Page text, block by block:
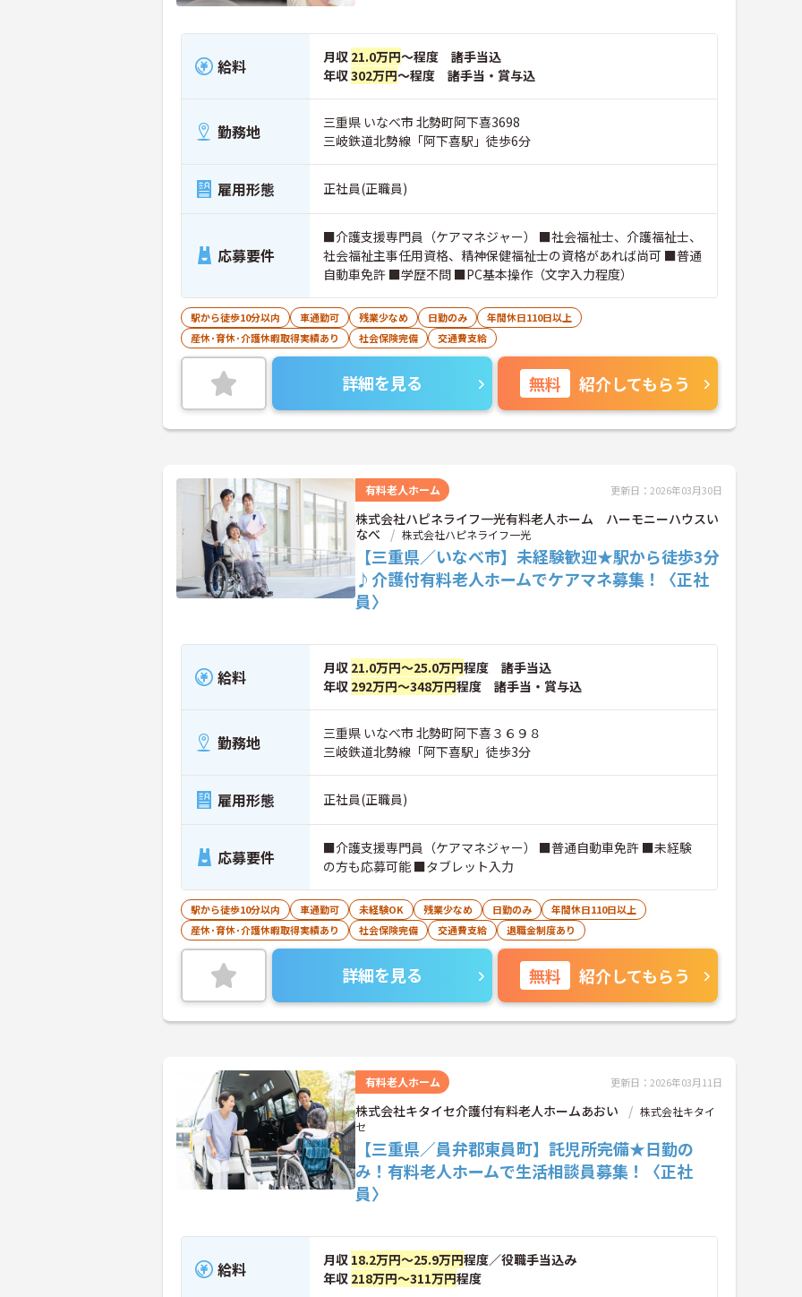
給料 月収 21.0万円～程度 諸手当込
年収302万円～程度 諸手当・賞与込
勤務地
三重県 いなべ市 北勢町阿下喜3698
三岐鉄道北勢線「阿下喜駅」徒歩6分
雇用形態 正社員(正職員)
応募要件
■介護支援専門員（ケアマネジャー） ■社会福祉士、介護福祉士、
社会福祉主事任用資格、精神保健福祉士の資格があれば尚可 ■普通
自動車免許 ■学歴不問 ■PC基本操作（文字入力程度）
駅から徒歩10分以内 車通勤可 残業少なめ 日勤のみ
年間休日110日以上
産休･育休･介護休暇取得実績あり
社会保険完備 交通費支給
詳細を見る 無料 紹介してもらう
有料老人ホーム 更新日：2026年03月30日
株式会社ハピネライフ一光有料老人ホーム ハーモニーハウスい
なべ
株式会社ハピネライフ一光
【三重県／いなべ市】未経験歓迎★駅から徒歩3分
♪介護付有料老人ホームでケアマネ募集！〈正社
員〉
給料 月収 21.0万円～25.0万円程度 諸手当込
年収 292万円～348万円程度 諸手当・賞与込
勤務地
三重県 いなべ市 北勢町阿下喜３６９８
三岐鉄道北勢線「阿下喜駅」徒歩3分
雇用形態 正社員(正職員)
応募要件
■介護支援専門員（ケアマネジャー） ■普通自動車免許 ■未経験
の方も応募可能 ■タブレット入力
駅から徒歩10分以内 車通勤可 未経験OK 残業少なめ 日勤のみ
年間休日110日以上
産休･育休･介護休暇取得実績あり
社会保険完備 交通費支給 退職金制度あり
詳細を見る 無料 紹介してもらう
有料老人ホーム 更新日：2026年03月11日
株式会社キタイセ介護付有料老人ホームあおい
株式会社キタイ
セ
【三重県／員弁郡東員町】託児所完備★日勤の
み！有料老人ホームで生活相談員募集！〈正社
員〉
給料 月収 18.2万円～25.9万円程度／役職手当込み
年収 218万円～311万円程度